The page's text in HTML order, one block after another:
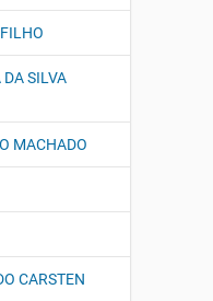
SILVA
MACHADO
CARSTEN